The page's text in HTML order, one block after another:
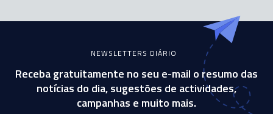
NEWSLETTERS DIÁRIO
Receba gratuitamente no seu e-mail o resumo das
notícias do dia, sugestões de actividades,
campanhas e muito mais.